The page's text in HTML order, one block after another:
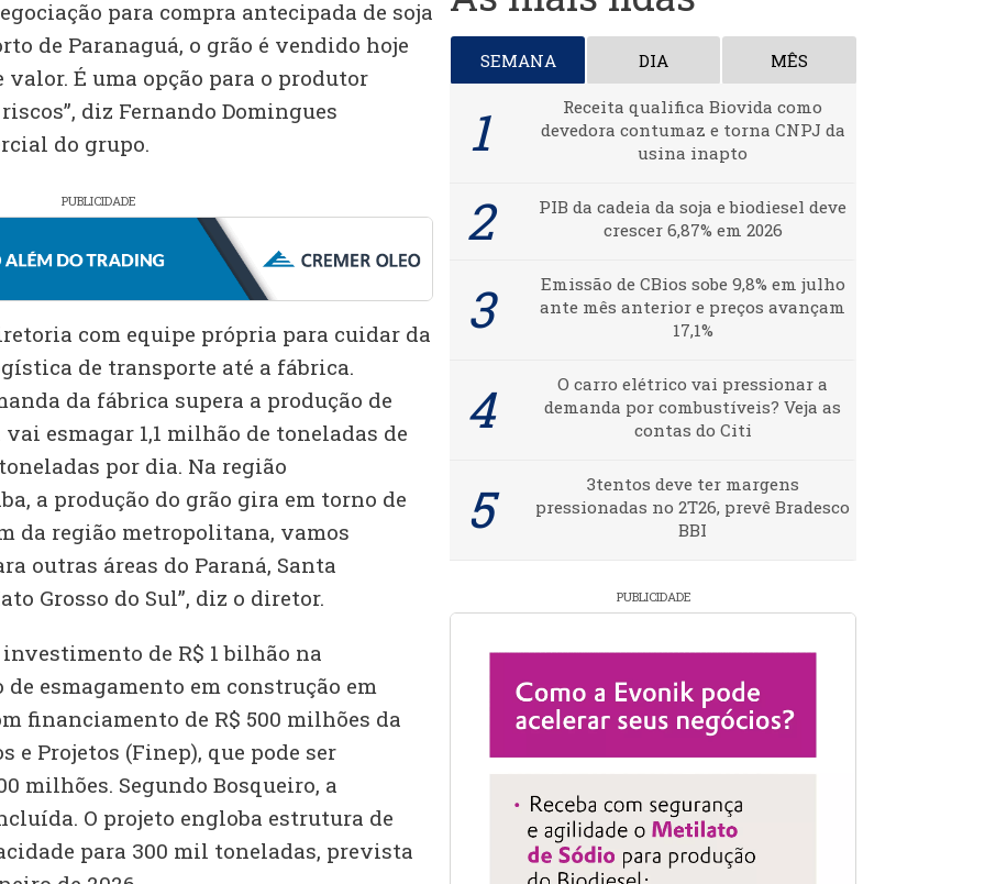
para compra antecipada de soja
de Paranaguá, o grão é vendido hoje
valor. É uma opção para o produtor
diz Fernando Domingues
do grupo.
PUBLICIDADE
com equipe própria para cuidar da
de transporte até a fábrica.
da fábrica supera a produção de
esmagar 1,1 milhão de toneladas de
por dia. Na região
a produção do grão gira em torno de
da região metropolitana, vamos
outras áreas do Paraná, Santa
Grosso do Sul”, diz o diretor.
de R$ 1 bilhão na
esmagamento em construção em
financiamento de R$ 500 milhões da
e Projetos (Finep), que pode ser
milhões. Segundo Bosqueiro, a
O projeto engloba estrutura de
para 300 mil toneladas, prevista
SEMANA DIA MÊS
Receita qualifica Biovida como
devedora contumaz e torna CNPJ da
usina inapto
PIB da cadeia da soja e biodiesel deve
crescer 6,87% em 2026
Emissão de CBios sobe 9,8% em julho
ante mês anterior e preços avançam
17,1%
O carro elétrico vai pressionar a
demanda por combustíveis? Veja as
contas do Citi
3tentos deve ter margens
pressionadas no 2T26, prevê Bradesco
BBI
PUBLICIDADE